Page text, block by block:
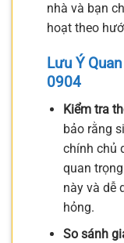
nhà và bạn
hoạt theo
Lưu Ý
0904
Kiểm tra
bảo rằng
chính chủ
quan
này và dễ
hỏng.
So sánh